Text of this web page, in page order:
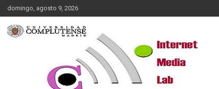
Saltar
al
contenido
domingo, agosto 9, 2026